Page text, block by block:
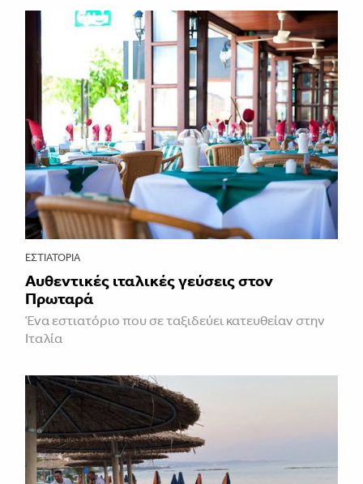
ΕΣΤΙΑΤΌΡΙΑ
Αυθεντικές ιταλικές γεύσεις στον
Πρωταρά
Ένα εστιατόριο που σε ταξιδεύει κατευθείαν στην
Ιταλία